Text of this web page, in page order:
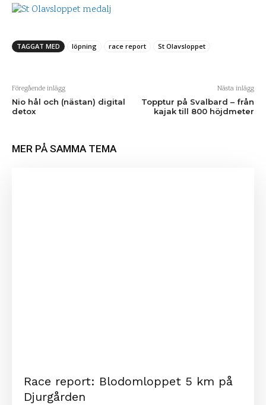
TAGGAT MED löpning race report St Olavsloppet
Föregående inlägg
Nio hål och (nästan) digital
detox
Nästa inlägg
Topptur på Svalbard – från
kajak till 800 höjdmeter
MER PÅ SAMMA TEMA
Race report: Blodomloppet 5 km på
Djurgården